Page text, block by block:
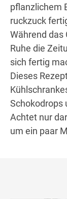
pflanzlichem
ruckzuck
Während das
Ruhe die
sich fertig
Dieses
Schokodrops
Achtet nur
um ein paar